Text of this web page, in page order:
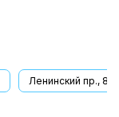
Ленинский пр., 8/1